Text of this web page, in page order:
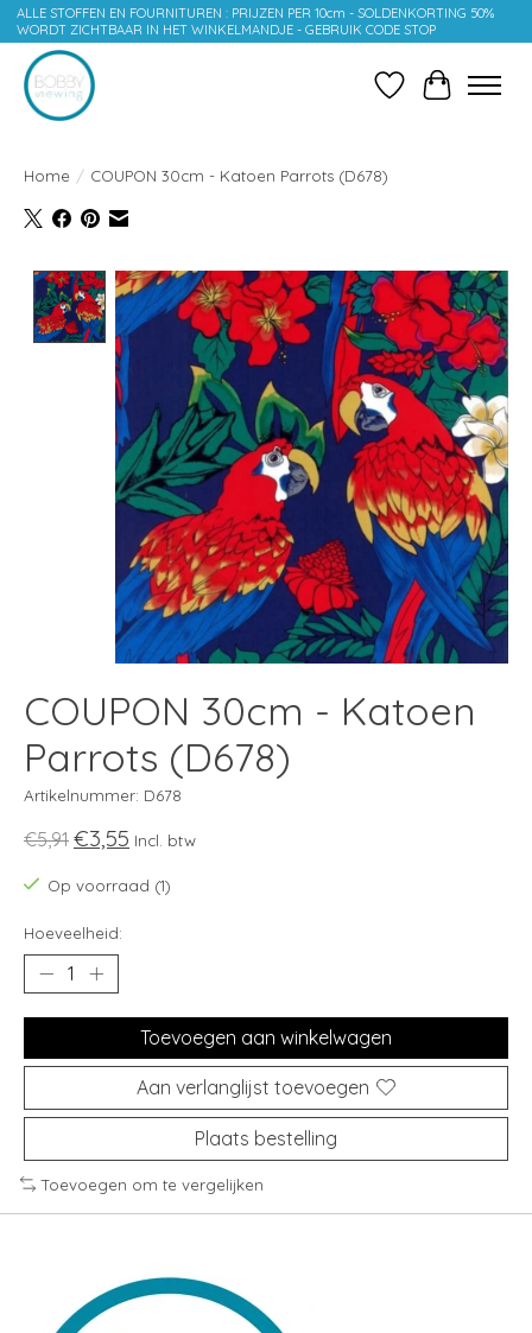
ALLE STOFFEN EN FOURNITUREN : PRIJZEN PER 10cm - SOLDENKORTING 50%
WORDT ZICHTBAAR IN HET WINKELMANDJE - GEBRUIK CODE STOP
Verlanglijst
Home / COUPON 30cm - Katoen Parrots (D678)
Product image slideshow Items
COUPON 30cm - Katoen
Parrots (D678)
Artikelnummer: D678
€5,91 €3,55 Incl. btw
Op voorraad (1)
Hoeveelheid:
Toevoegen aan winkelwagen
Aan verlanglijst toevoegen
Plaats bestelling
Toevoegen om te vergelijken